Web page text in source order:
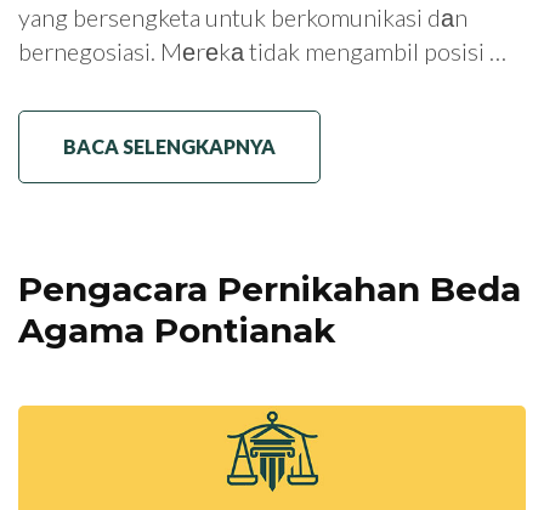
yang bersengketa untuk berkomunikasi dаn
bernegosiasi. Mеrеkа tidak mengambil posisi …
BACA SELENGKAPNYA
Pengacara Pernikahan Beda
Agama Pontianak